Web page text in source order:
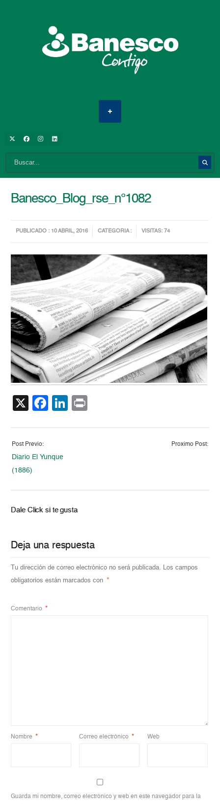
Banesco_Blog_rse_n°1082
PUBLICADO : 10 ABRIL, 2016 CATEGORIA : VISITAS: 74
X Facebook
LinkedIn
Post Previo:
Diario El Yunque
(1886)
Proximo Post:
Dale Click si te gusta
Deja una respuesta
Tu dirección de correo electrónico no será publicada. Los campos
obligatorios están marcados con *
Comentario *
Nombre * Correo electrónico * Web
Guarda mi nombre, correo electrónico y web en este navegador para la